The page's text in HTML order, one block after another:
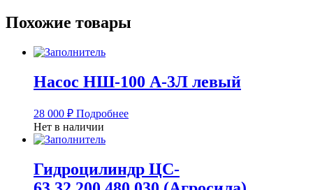
Похожие товары
Насос НШ-100 А-3Л левый
28 000 ₽ Подробнее
Нет в наличии
Гидроцилиндр ЦС-